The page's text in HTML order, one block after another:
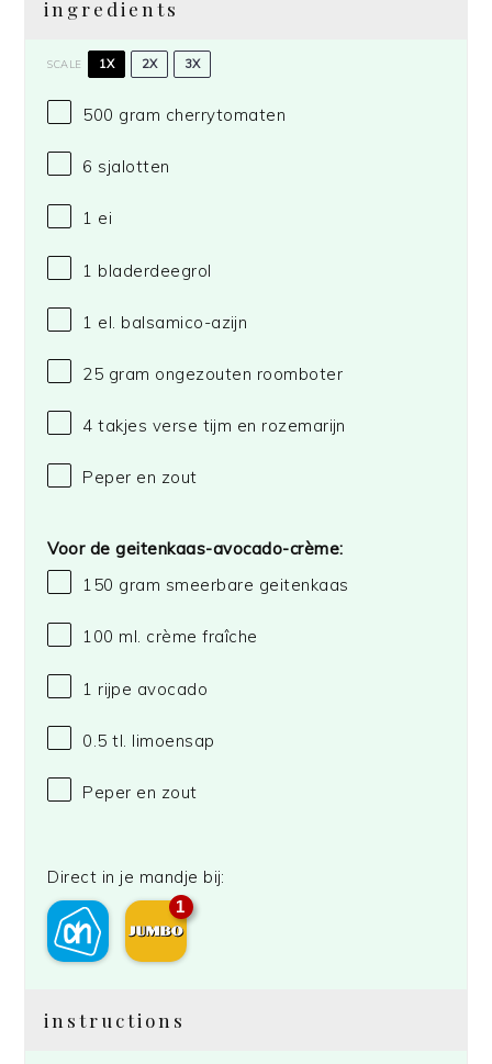
ingredients
SCALE 1X 2X 3X
500 gram cherrytomaten
6 sjalotten
1 ei
1 bladerdeegrol
1 el. balsamico-azijn
25 gram ongezouten roomboter
4 takjes verse tijm en rozemarijn
Peper en zout
Voor de geitenkaas-avocado-crème:
150 gram smeerbare geitenkaas
100 ml. crème fraîche
1 rijpe avocado
0.5 tl. limoensap
Peper en zout
Direct in je mandje bij:
1
instructions